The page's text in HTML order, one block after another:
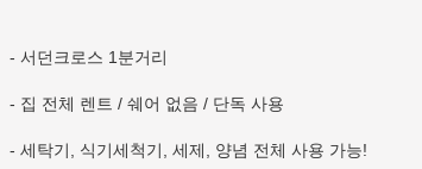
- 서던크로스 1분거리
- 집 전체 렌트 / 쉐어 없음 / 단독 사용
- 세탁기, 식기세척기, 세제, 양념 전체 사용 가능!